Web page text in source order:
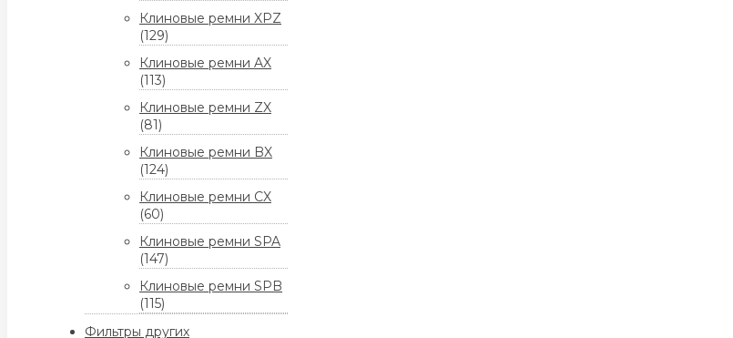
Клиновые ремни XPZ
(129)
Клиновые ремни AX
(113)
Клиновые ремни ZX
(81)
Клиновые ремни BX
(124)
Клиновые ремни CX
(60)
Клиновые ремни SPA
(147)
Клиновые ремни SPB
(115)
Фильтры других